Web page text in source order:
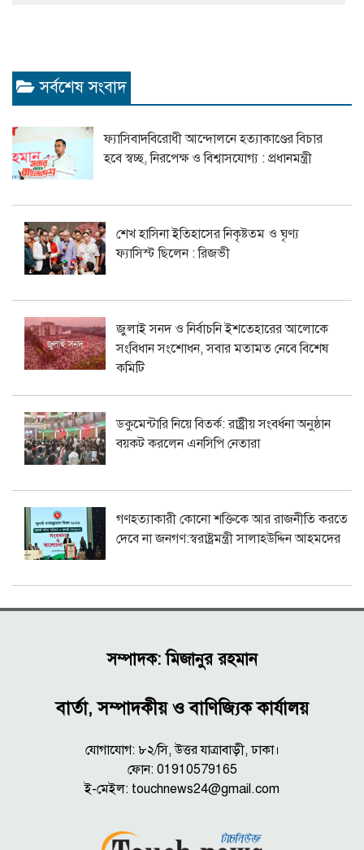
সর্বশেষ সংবাদ
ফ্যাসিবাদবিরোধী আন্দোলনে হত্যাকাণ্ডের বিচার
হবে স্বচ্ছ, নিরপেক্ষ ও বিশ্বাসযোগ্য : প্রধানমন্ত্রী
শেখ হাসিনা ইতিহাসের নিকৃষ্টতম ও ঘৃণ্য
ফ্যাসিস্ট ছিলেন : রিজভী
জুলাই সনদ ও নির্বাচনি ইশতেহারের আলোকে
সংবিধান সংশোধন, সবার মতামত নেবে বিশেষ
কমিটি
ডকুমেন্টারি নিয়ে বিতর্ক: রাষ্ট্রীয় সংবর্ধনা অনুষ্ঠান
বয়কট করলেন এনসিপি নেতারা
গণহত্যাকারী কোনো শক্তিকে আর রাজনীতি করতে
দেবে না জনগণ:স্বরাষ্ট্রমন্ত্রী সালাহউদ্দিন আহমদের
সম্পাদক: মিজানুর রহমান
বার্তা, সম্পাদকীয় ও বাণিজ্যিক কার্যালয়
যোগাযোগ: ৮২/সি, উত্তর যাত্রাবাড়ী, ঢাকা।
ফোন: 01910579165
ই-মেইল: touchnews24@gmail.com